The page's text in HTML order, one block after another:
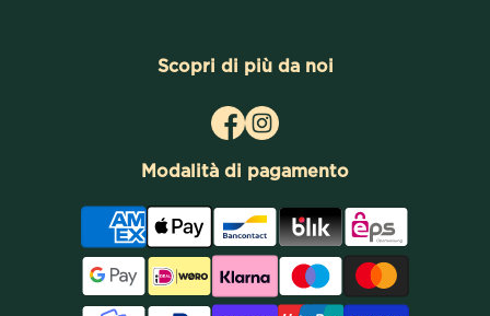
Modalità di pagamento
Scopri di più da noi
Facebook
Instagram